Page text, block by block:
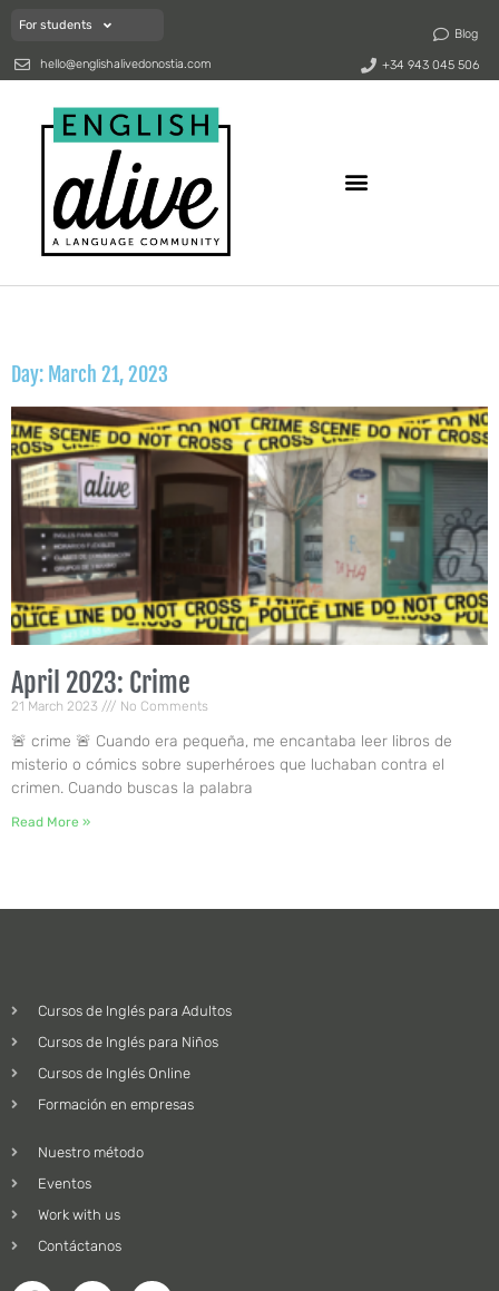
For students
Blog
hello@englishalivedonostia.com +34 943 045 506
Day: March 21, 2023
April 2023: Crime
21 March 2023 No Comments
🚨 crime 🚨 Cuando era pequeña, me encantaba leer libros de
misterio o cómics sobre superhéroes que luchaban contra el
crimen. Cuando buscas la palabra
Read More »
Cursos de Inglés para Adultos
Cursos de Inglés para Niños
Cursos de Inglés Online
Formación en empresas
Nuestro método
Eventos
Work with us
Contáctanos